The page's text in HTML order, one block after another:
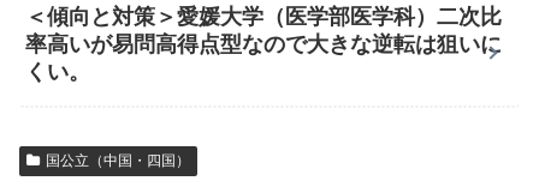
＜傾向と対策＞愛媛大学（医学部医学科）二次比
率高いが易問高得点型なので大きな逆転は狙いに
くい。
国公立（中国・四国）